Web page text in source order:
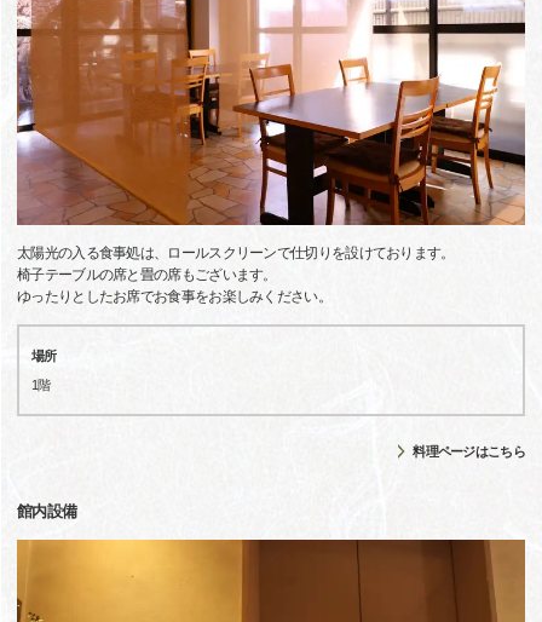
太陽光の入る食事処は、ロールスクリーンで仕切りを設けております。
椅子テーブルの席と畳の席もございます。
ゆったりとしたお席でお食事をお楽しみください。
場所
1階
料理ページはこちら
館内設備